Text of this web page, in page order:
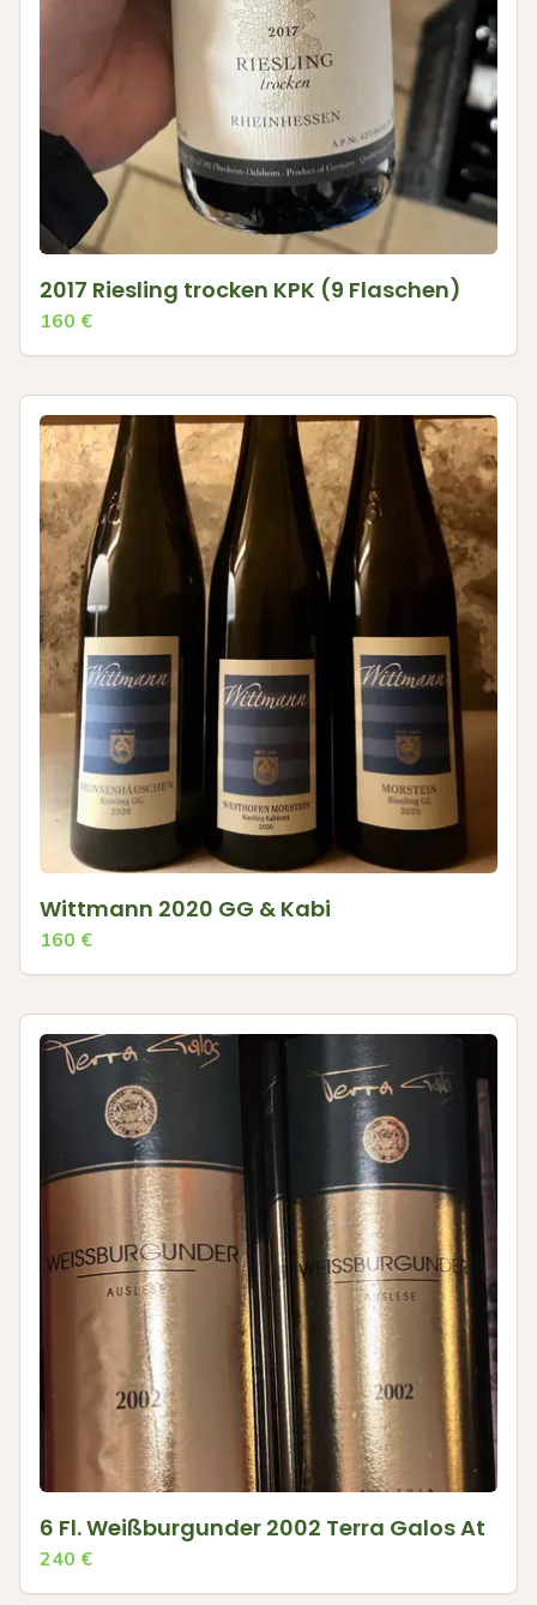
2017 Riesling trocken KPK (9 Flaschen)
160 €
Wittmann 2020 GG & Kabi
160 €
6 Fl. Weißburgunder 2002 Terra Galos At
240 €